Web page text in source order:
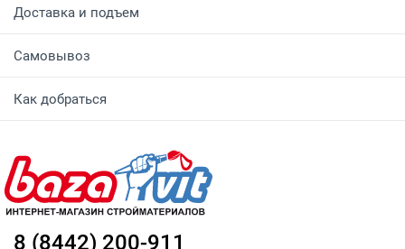
Доставка и подъем
Самовывоз
Как добраться
8 (8442) 200-911